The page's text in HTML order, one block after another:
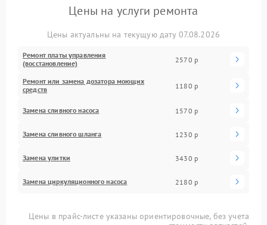
Цены на услуги ремонта
Цены актуальны на текущую дату 07.08.2026
Ремонт платы управления
(восстановление)
2570 р
Ремонт или замена дозатора моющих
средств
1180 р
Замена сливного насоса 1570 р
Замена сливного шланга 1230 р
Замена улитки 3430 р
Замена циркуляционного насоса 2180 р
Цены в прайс-листе указаны ориентировочные, без учета